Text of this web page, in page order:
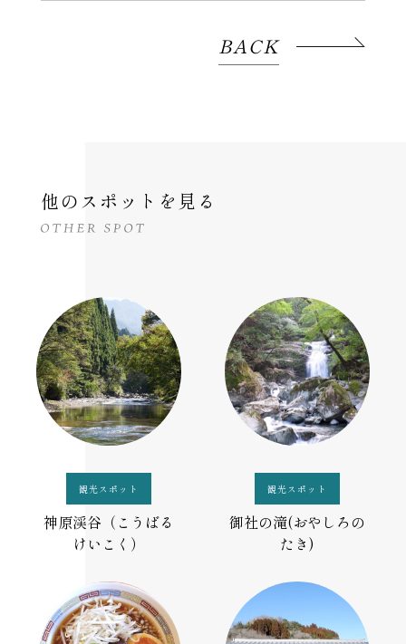
BACK
他のスポットを見る
観光スポット
神原渓谷（こうばる
けいこく）
観光スポット
御社の滝(おやしろの
たき)